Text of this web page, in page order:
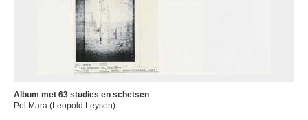
Album met 63 studies en schetsen
Pol Mara (Leopold Leysen)